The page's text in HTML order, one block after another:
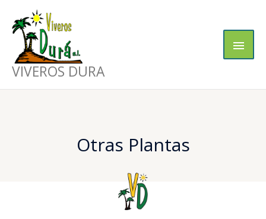
contenido
VIVEROS DURA
Otras Plantas